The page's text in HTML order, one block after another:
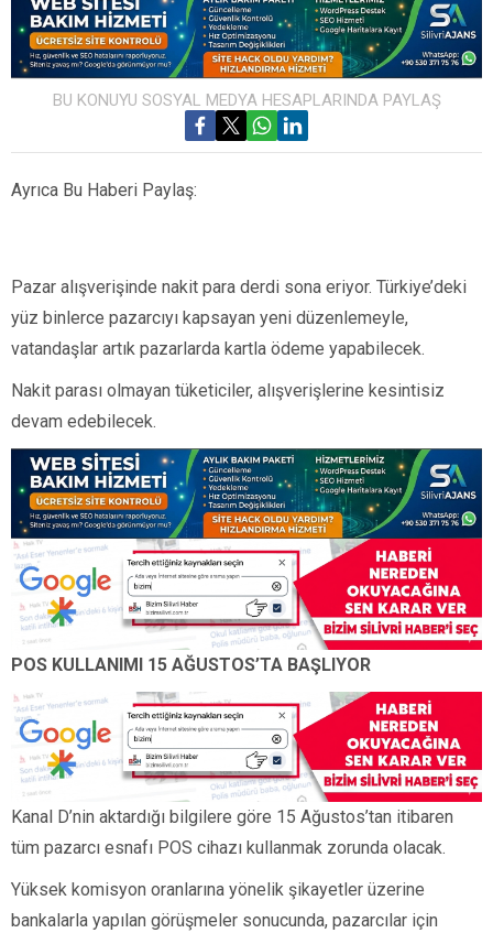
BU KONUYU SOSYAL MEDYA HESAPLARINDA PAYLAŞ
Ayrıca Bu Haberi Paylaş:
Pazar alışverişinde nakit para derdi sona eriyor. Türkiye’deki
yüz binlerce pazarcıyı kapsayan yeni düzenlemeyle,
vatandaşlar artık pazarlarda kartla ödeme yapabilecek.
Nakit parası olmayan tüketiciler, alışverişlerine kesintisiz
devam edebilecek.
POS KULLANIMI 15 AĞUSTOS’TA BAŞLIYOR
Kanal D’nin aktardığı bilgilere göre 15 Ağustos’tan itibaren
tüm pazarcı esnafı POS cihazı kullanmak zorunda olacak.
Yüksek komisyon oranlarına yönelik şikayetler üzerine
bankalarla yapılan görüşmeler sonucunda, pazarcılar için